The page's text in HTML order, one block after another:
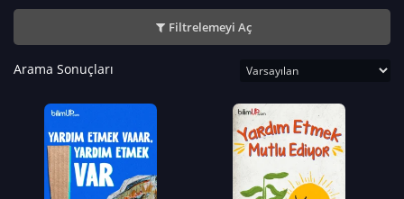
Filtrelemeyi Aç
Arama Sonuçları